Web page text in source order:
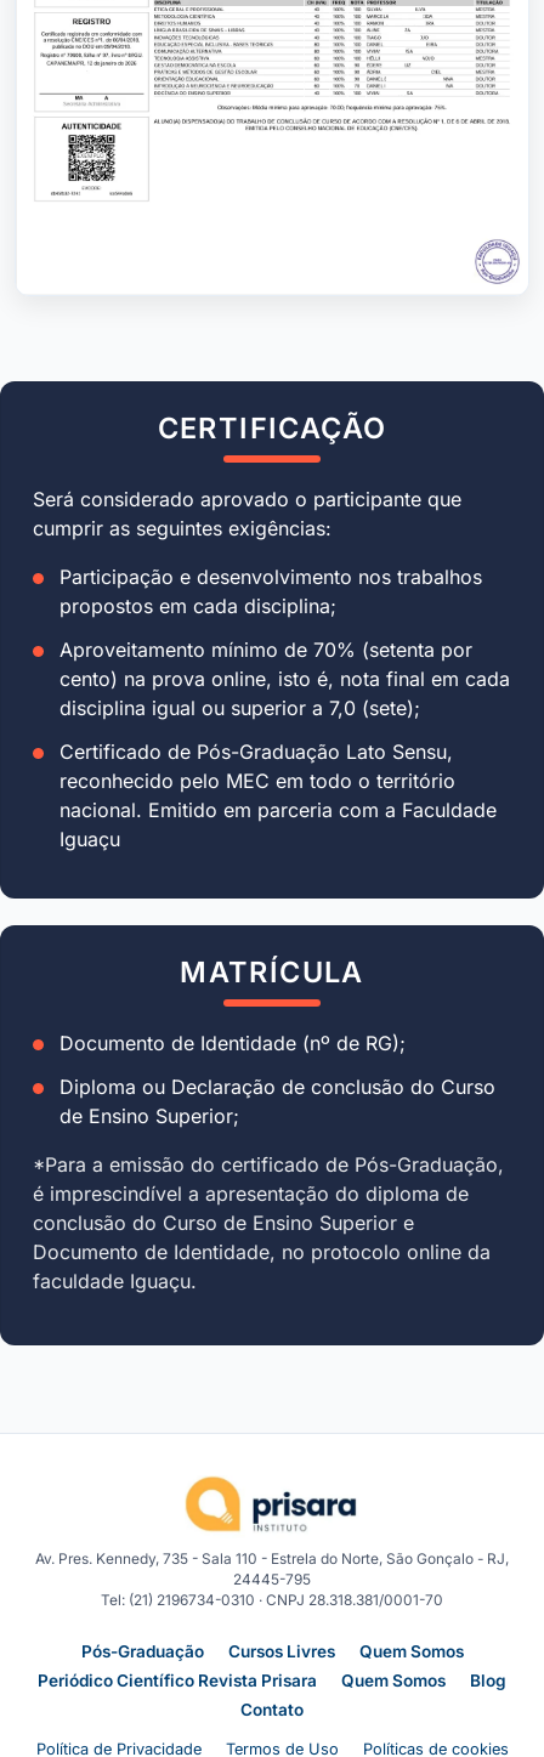
CERTIFICAÇÃO
Será considerado aprovado o participante que
cumprir as seguintes exigências:
Participação e desenvolvimento nos trabalhos
propostos em cada disciplina;
Aproveitamento mínimo de 70% (setenta por
cento) na prova online, isto é, nota final em cada
disciplina igual ou superior a 7,0 (sete);
Certificado de Pós-Graduação Lato Sensu,
reconhecido pelo MEC em todo o território
nacional. Emitido em parceria com a Faculdade
Iguaçu
MATRÍCULA
Documento de Identidade (nº de RG);
Diploma ou Declaração de conclusão do Curso
de Ensino Superior;
*Para a emissão do certificado de Pós-Graduação,
é imprescindível a apresentação do diploma de
conclusão do Curso de Ensino Superior e
Documento de Identidade, no protocolo online da
faculdade Iguaçu.
Av. Pres. Kennedy, 735 - Sala 110 - Estrela do Norte, São Gonçalo - RJ,
24445-795
Tel: (21) 2196734-0310 · CNPJ 28.318.381/0001-70
Pós-Graduação Cursos Livres
Quem Somos
Periódico Científico Revista Prisara
Quem Somos
Blog
Contato
Política de Privacidade Termos de Uso Políticas de cookies